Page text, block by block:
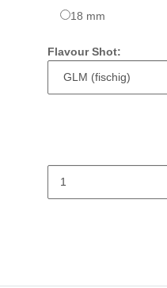
18 mm
Flavour Shot: